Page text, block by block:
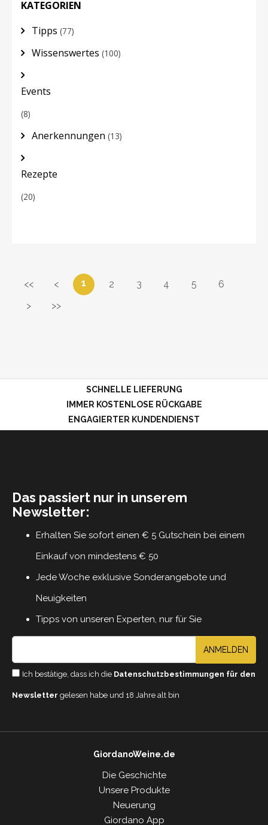
KATEGORIEN
Tipps (77)
Wissenswertes (100)
Events
(8)
Anerkennungen (13)
Rezepte
(20)
<< < 1 2 3 4 5
6
>
>>
SCHNELLE LIEFERUNG
IMMER KOSTENLOSE RÜCKGABE
ENGAGIERTER KUNDENDIENST
Das passiert nur in unserem
Newsletter:
Erhalten Sie sofort einen € 5 Gutschein bei einem
Einkauf von mindestens € 50
Jede Woche exklusive Sonderangebote und
Neuigkeiten
Tipps von unseren Experten, nur für Sie
ANMELDEN
Ich bestätige, dass ich die Datenschutzbestimmungen für den
Newsletter gelesen habe und 18 Jahre alt bin
GiordanoWeine.de
Die Geschichte
Unsere Produkte
Neuerung
Giordano App